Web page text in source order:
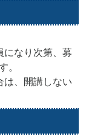
なり次第、募
、開講しない